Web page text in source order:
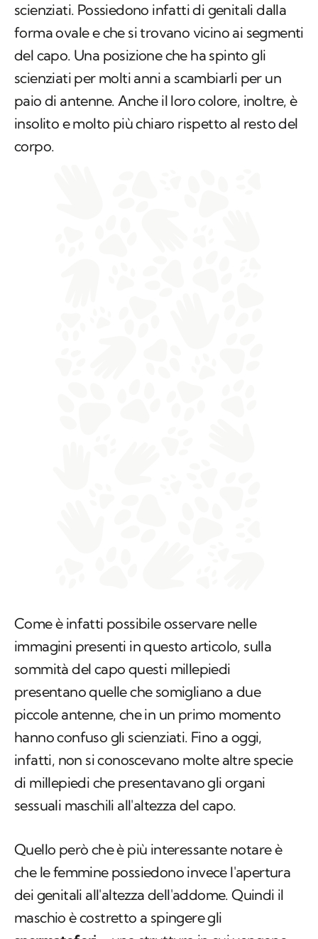
scienziati. Possiedono infatti di genitali dalla
forma ovale e che si trovano vicino ai segmenti
del capo. Una posizione che ha spinto gli
scienziati per molti anni a scambiarli per un
paio di antenne. Anche il loro colore, inoltre, è
insolito e molto più chiaro rispetto al resto del
corpo.
Come è infatti possibile osservare nelle
immagini presenti in questo articolo, sulla
sommità del capo questi millepiedi
presentano quelle che somigliano a due
piccole antenne, che in un primo momento
hanno confuso gli scienziati. Fino a oggi,
infatti, non si conoscevano molte altre specie
di millepiedi che presentavano gli organi
sessuali maschili all'altezza del capo.
Quello però che è più interessante notare è
che le femmine possiedono invece l'apertura
dei genitali all'altezza dell'addome. Quindi il
maschio è costretto a spingere gli